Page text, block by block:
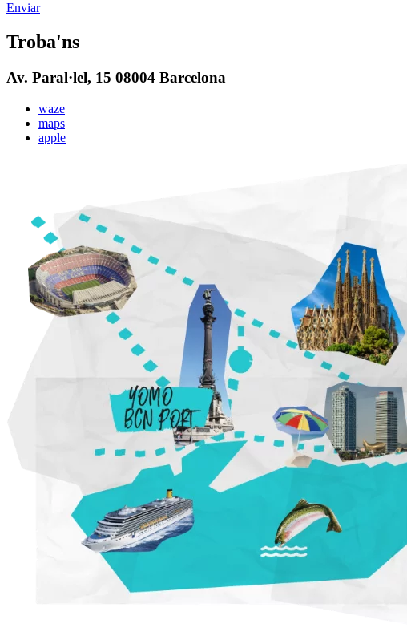
Enviar
Troba'ns
Av. Paral·lel, 15 08004 Barcelona
waze
maps
apple